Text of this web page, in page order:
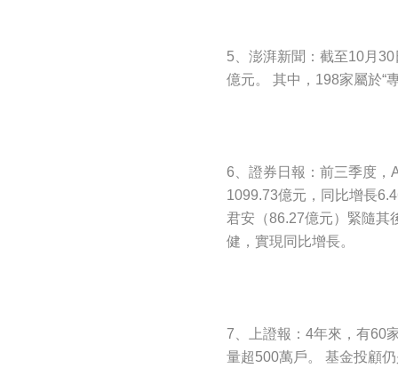
5、澎湃新聞：截至10月
億元。 其中，198家屬於“
6、證券日報：前三季度，
1099.73億元，同比增長
君安（86.27億元）緊隨其
健，實現同比增長。
7、上證報：4年來，有60
量超500萬戶。 基金投顧